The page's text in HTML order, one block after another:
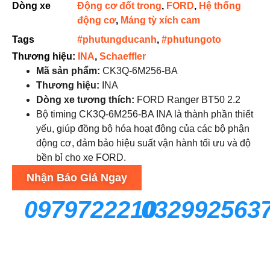
Dòng xe
Động cơ đốt trong, FORD, Hệ thống
động cơ, Máng tỳ xích cam
Tags
#phutungducanh, #phutungoto
Thương hiệu:
INA, Schaeffler
Mã sản phẩm: CK3Q-6M256-BA
Thương hiệu: INA
Dòng xe tương thích: FORD Ranger BT50 2.2
Bộ timing CK3Q-6M256-BA INA là thành phần thiết
yếu, giúp đồng bộ hóa hoạt động của các bộ phận
động cơ, đảm bảo hiệu suất vận hành tối ưu và độ
bền bỉ cho xe FORD.
Nhận Báo Giá Ngay
0979722210